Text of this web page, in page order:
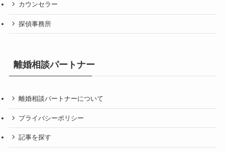
カウンセラー
探偵事務所
離婚相談パートナー
離婚相談パートナーについて
プライバシーポリシー
記事を探す